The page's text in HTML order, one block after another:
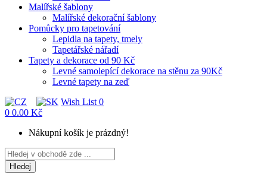
Malířské šablony
Malířské dekorační šablony
Pomůcky pro tapetování
Lepidla na tapety, tmely
Tapetářské nářadí
Tapety a dekorace od 90 Kč
Levné samolepící dekorace na stěnu za 90Kč
Levné tapety na zeď
Wish List 0
0 0.00 Kč
Nákupní košík je prázdný!
Hledej